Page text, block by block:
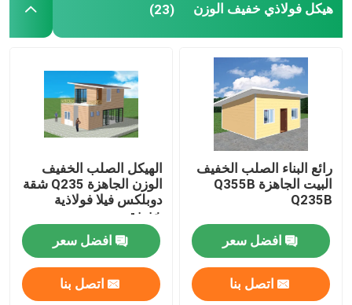
هيكل فولاذي خفيف الوزن (23)
رائع البناء الصلب الخفيف
البيت الجاهزة Q355B
Q235B
افضل سعر
اتصل بنا
الهيكل الصلب الخفيف
الوزن الجاهزة Q235 شقة
دوبلكس فيلا فولاذية
خفيفة
افضل سعر
اتصل بنا